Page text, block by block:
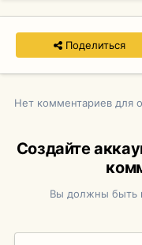
Поделиться
Нет комментариев для
Создайте
Вы должны быть